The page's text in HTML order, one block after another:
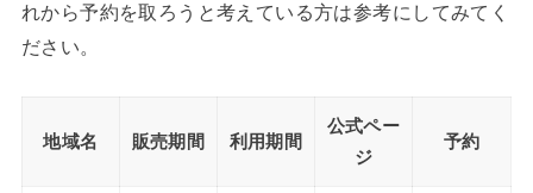
れから予約を取ろうと考えている方は参考にしてみてく
ださい。
地域名 販売期間 利用期間
公式ペー
ジ
予約